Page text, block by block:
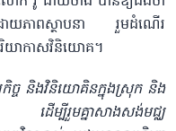
ោយភាពស្ថាបនា រួម​ដំណើរ
យាកាសវិនិយោគ។
ច និងវិនិយោគិនក្នុងស្រុក និង
ដើម្បីរួមគ្នាសាងសង់មជ្ឈ